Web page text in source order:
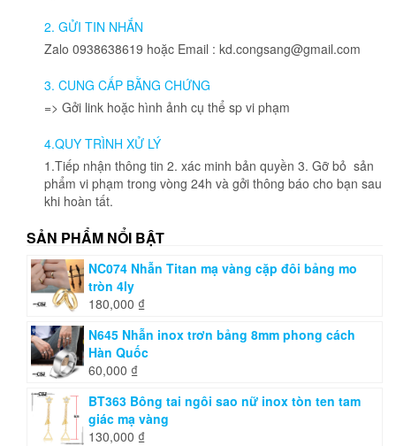
2. GỬI TIN NHẮN
Zalo 0938638619 hoặc Email : kd.congsang@gmail.com
3. CUNG CẤP BẰNG CHỨNG
=> Gởi link hoặc hình ảnh cụ thể sp vi phạm
4.QUY TRÌNH XỬ LÝ
1.Tiếp nhận thông tin 2. xác minh bản quyền 3. Gỡ bỏ sản
phẩm vi phạm trong vòng 24h và gởi thông báo cho bạn sau
khi hoàn tất.
SẢN PHẨM NỔI BẬT
NC074 Nhẫn Titan mạ vàng cặp đôi bảng mo
tròn 4ly
180,000 ₫
N645 Nhẫn inox trơn bảng 8mm phong cách
Hàn Quốc
60,000 ₫
BT363 Bông tai ngôi sao nữ inox tòn ten tam
giác mạ vàng
130,000 ₫